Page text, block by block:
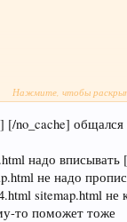
Нажмите, чтобы
[/no_cache]
надо вписывать
не надо
sitemap.html
то поможет тоже